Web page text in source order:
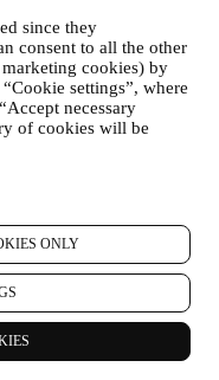
since they
consent to all the other
marketing cookies) by
settings”, where
necessary
of cookies will be
ONLY
bezpłatnie zaprzestać
klikając przycisk
na końcu każdego
konto Le Creuset, może
w zakresie marketingu.
to zrobić również
jak najszybciej,
użytkownik może
zanim rezygnacja
Należy pamiętać, że nie
danych kontaktowych
innym spółkom
DOSTOSOWYWANIE